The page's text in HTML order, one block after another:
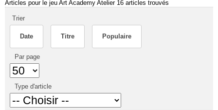
Articles pour le jeu Art Academy Atelier 16 articles trouvés
Trier
Date Titre Populaire
Par page
Type d'article